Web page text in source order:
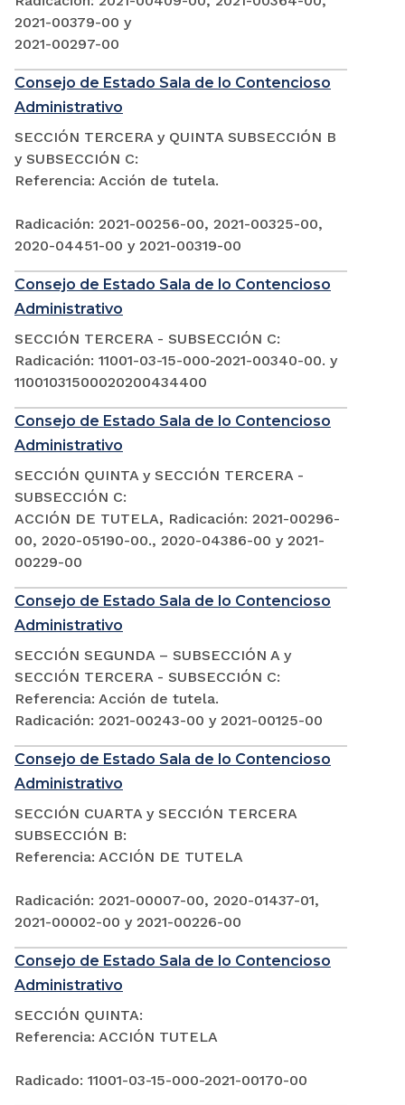
2021-00379-00 y
2021-00297-00
Consejo de Estado Sala de lo Contencioso
Administrativo
SECCIÓN TERCERA y QUINTA SUBSECCIÓN B
y SUBSECCIÓN C:
Referencia: Acción de tutela.
Radicación: 2021-00256-00, 2021-00325-00,
2020-04451-00 y 2021-00319-00
Consejo de Estado Sala de lo Contencioso
Administrativo
SECCIÓN TERCERA - SUBSECCIÓN C:
Radicación: 11001-03-15-000-2021-00340-00. y
11001031500020200434400
Consejo de Estado Sala de lo Contencioso
Administrativo
SECCIÓN QUINTA y SECCIÓN TERCERA -
SUBSECCIÓN C:
ACCIÓN DE TUTELA, Radicación: 2021-00296-
00, 2020-05190-00., 2020-04386-00 y 2021-
00229-00
Consejo de Estado Sala de lo Contencioso
Administrativo
SECCIÓN SEGUNDA – SUBSECCIÓN A y
SECCIÓN TERCERA - SUBSECCIÓN C:
Referencia: Acción de tutela.
Radicación: 2021-00243-00 y 2021-00125-00
Consejo de Estado Sala de lo Contencioso
Administrativo
SECCIÓN CUARTA y SECCIÓN TERCERA
SUBSECCIÓN B:
Referencia: ACCIÓN DE TUTELA
Radicación: 2021-00007-00, 2020-01437-01,
2021-00002-00 y 2021-00226-00
Consejo de Estado Sala de lo Contencioso
Administrativo
SECCIÓN QUINTA:
Referencia: ACCIÓN TUTELA
Radicado: 11001-03-15-000-2021-00170-00